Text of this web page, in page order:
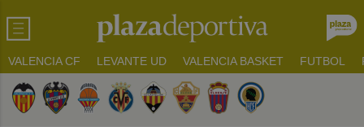
VALENCIA CF LEVANTE UD VALENCIA BASKET FUTBOL